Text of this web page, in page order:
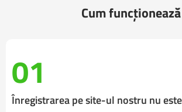
Cum funcționează
01
Înregistrarea pe site-ul nostru nu